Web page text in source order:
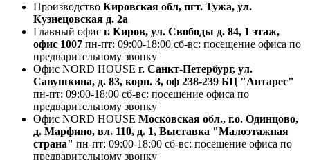
Производство Кировская обл, пгт. Тужа, ул.
Кузнецовская д. 2а
Главный офис г. Киров, ул. Свободы д. 84, 1 этаж,
офис 1007 пн-пт: 09:00-18:00 сб-вс: посещение офиса по
предварительному звонку
Офис NORD HOUSE г. Санкт-Петербург, ул.
Савушкина, д. 83, корп. 3, оф 238-239 БЦ "Антарес"
пн-пт: 09:00-18:00 сб-вс: посещение офиса по
предварительному звонку
Офис NORD HOUSE Московская обл., г.о. Одинцово,
д. Марфино, вл. 110, д. 1, Выставка "Малоэтажная
страна" пн-пт: 09:00-18:00 сб-вс: посещение офиса по
предварительному звонку